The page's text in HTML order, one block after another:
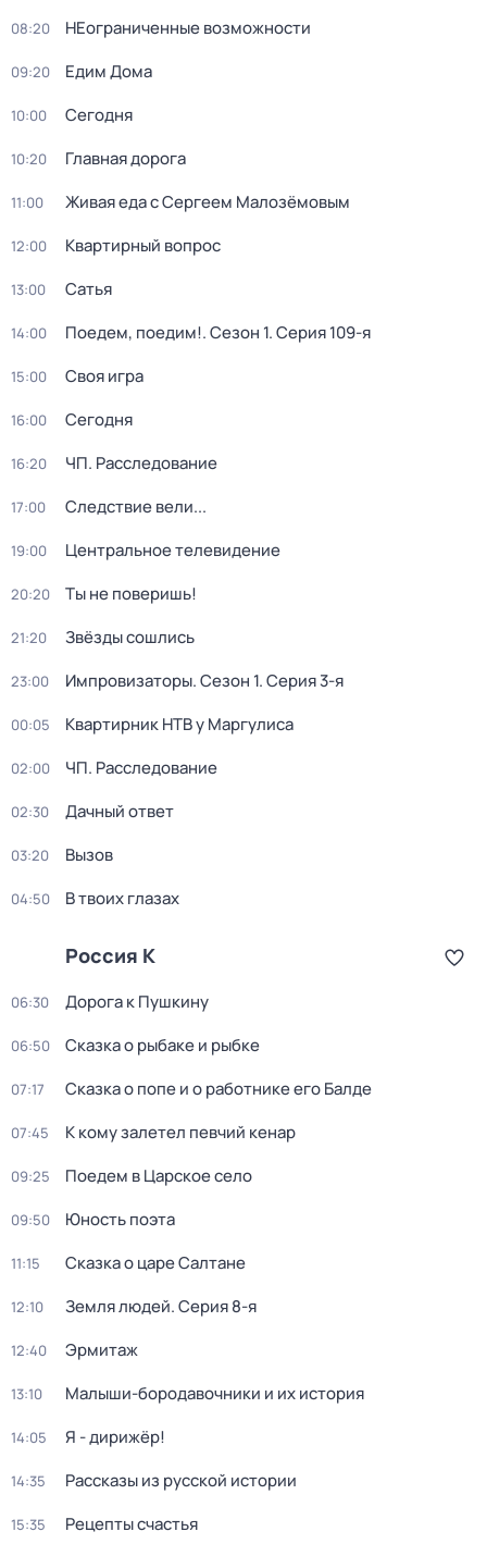
08:20 НЕограниченные возможности
09:20 Едим Дома
10:00 Сегодня
10:20 Главная дорога
11:00 Живая еда с Сергеем Малозёмовым
12:00 Квартирный вопрос
13:00 Сатья
14:00 Поедем, поедим!. Сезон 1. Серия 109-я
15:00 Своя игра
16:00 Сегодня
16:20 ЧП. Расследование
17:00 Следствие вели...
19:00 Центральное телевидение
20:20 Ты не поверишь!
21:20 Звёзды сошлись
23:00 Импровизаторы. Сезон 1. Серия 3-я
00:05 Квартирник НТВ у Маргулиса
02:00 ЧП. Расследование
02:30 Дачный ответ
03:20 Вызов
04:50 В твоих глазах
Россия К
06:30 Дорога к Пушкину
06:50 Сказка о рыбаке и рыбке
07:17 Сказка о попе и о работнике его Балде
07:45 К кому залетел певчий кенар
09:25 Поедем в Царское село
09:50 Юность поэта
11:15 Сказка о царе Салтане
12:10 Земля людей. Серия 8-я
12:40 Эрмитаж
13:10 Малыши-бородавочники и их история
14:05 Я - дирижёр!
14:35 Рассказы из русской истории
15:35 Рецепты счастья